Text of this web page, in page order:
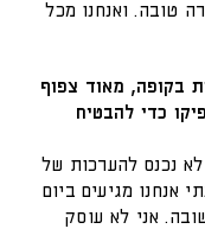
טובה. ואנחנו מכל
לסיום העונה, 15 נקודות בקופה, מאוד צפוף
כדי להבטיח
נכנס להערכות של
אנחנו מגיעים ביום
אני לא עוסק